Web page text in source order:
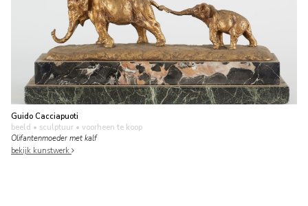
Guido Cacciapuoti
beeld • sculptuur • voorheen te koop
Olifantenmoeder met kalf
bekijk kunstwerk